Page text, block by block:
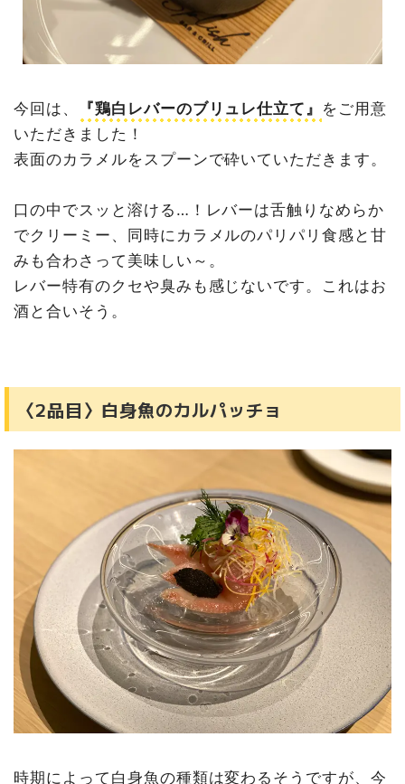
今回は、 『鶏白レバーのブリュレ仕立て』 をご用意
いただきました！
表面のカラメルをスプーンで砕いていただきます。
口の中でスッと溶ける…！レバーは舌触りなめらか
でクリーミー、同時にカラメルのパリパリ食感と甘
みも合わさって美味しい～。
レバー特有のクセや臭みも感じないです。これはお
酒と合いそう。
〈2品目〉白身魚のカルパッチョ
時期によって白身魚の種類は変わるそうですが、今